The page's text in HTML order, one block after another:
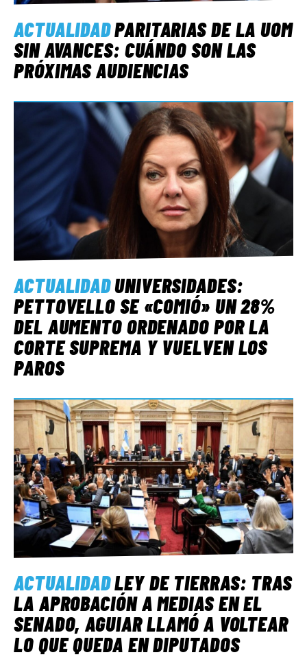
ACTUALIDADPARITARIAS DE LA UOM
SIN AVANCES: CUÁNDO SON LAS
PRÓXIMAS AUDIENCIAS
ACTUALIDADUNIVERSIDADES:
PETTOVELLO SE «COMIÓ» UN 28%
DEL AUMENTO ORDENADO POR LA
CORTE SUPREMA Y VUELVEN LOS
PAROS
ACTUALIDADLEY DE TIERRAS: TRAS
LA APROBACIÓN A MEDIAS EN EL
SENADO, AGUIAR LLAMÓ A VOLTEAR
LO QUE QUEDA EN DIPUTADOS